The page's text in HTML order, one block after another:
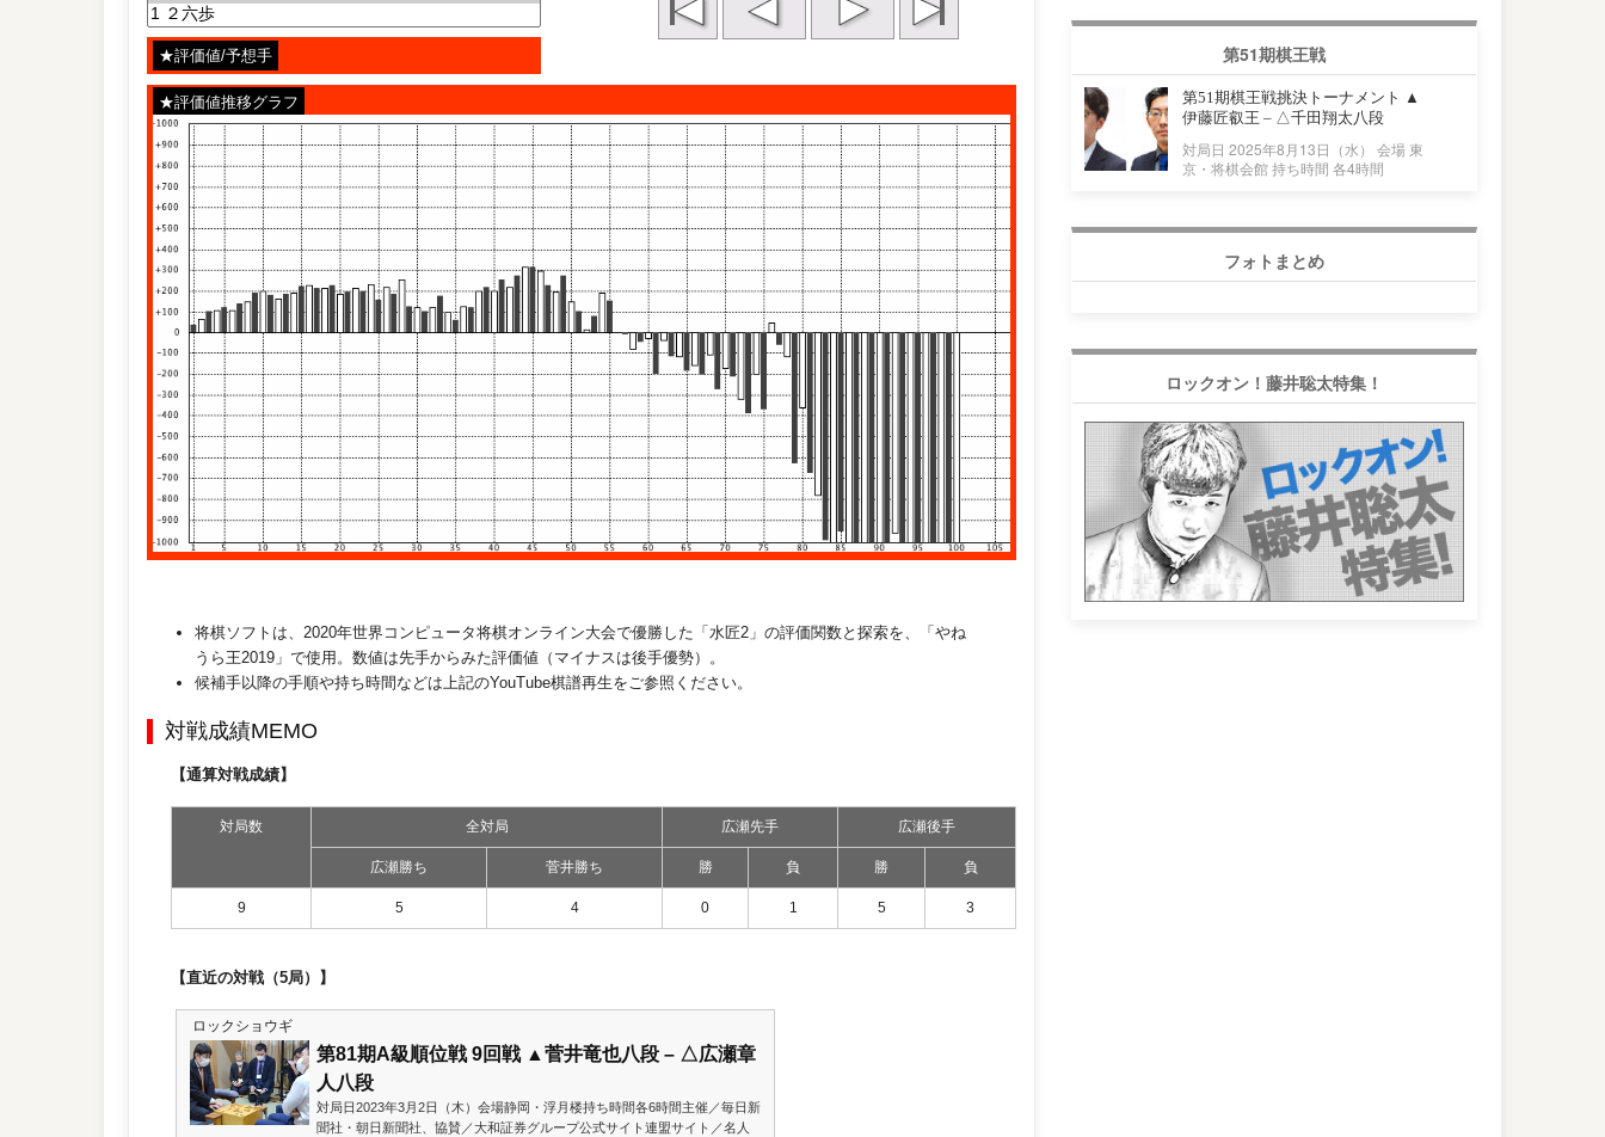
★評価値/予想手
★評価値推移グラフ
将棋ソフトは、2020年世界コンピュータ将棋オンライン大会で優勝した「水匠2」の評価関数と探索を、「やね
うら王2019」で使用。数値は先手からみた評価値（マイナスは後手優勢）。
候補手以降の手順や持ち時間などは上記のYouTube棋譜再生をご参照ください。
対戦成績MEMO
【通算対戦成績】
対局数 全対局 広瀬先手 広瀬後手
広瀬勝ち 菅井勝ち 勝 負 勝 負
9 5 4 0 1 5 3
【直近の対戦（5局）】
ロックショウギ
第81期A級順位戦 9回戦 ▲菅井竜也八段 – △広瀬章
人八段
対局日2023年3月2日（木）会場静岡・浮月楼持ち時間各6時間主催／毎日新
聞社・朝日新聞社、協賛／大和証券グループ公式サイト連盟サイト／名人
第51期棋王戦
第51期棋王戦挑決トーナメント ▲
伊藤匠叡王 – △千田翔太八段
対局日 2025年8月13日（水） 会場 東
京・将棋会館 持ち時間 各4時間
フォトまとめ
ロックオン！藤井聡太特集！